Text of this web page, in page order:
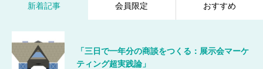
新着記事 会員限定 おすすめ
「三日で一年分の商談をつくる：展示会マーケ
ティング超実践論」